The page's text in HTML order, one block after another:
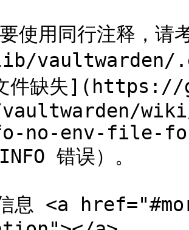
使用同行注释，请
vaultwarden/
件缺失
wiki/
no-env-file-
错误）。
息 <a